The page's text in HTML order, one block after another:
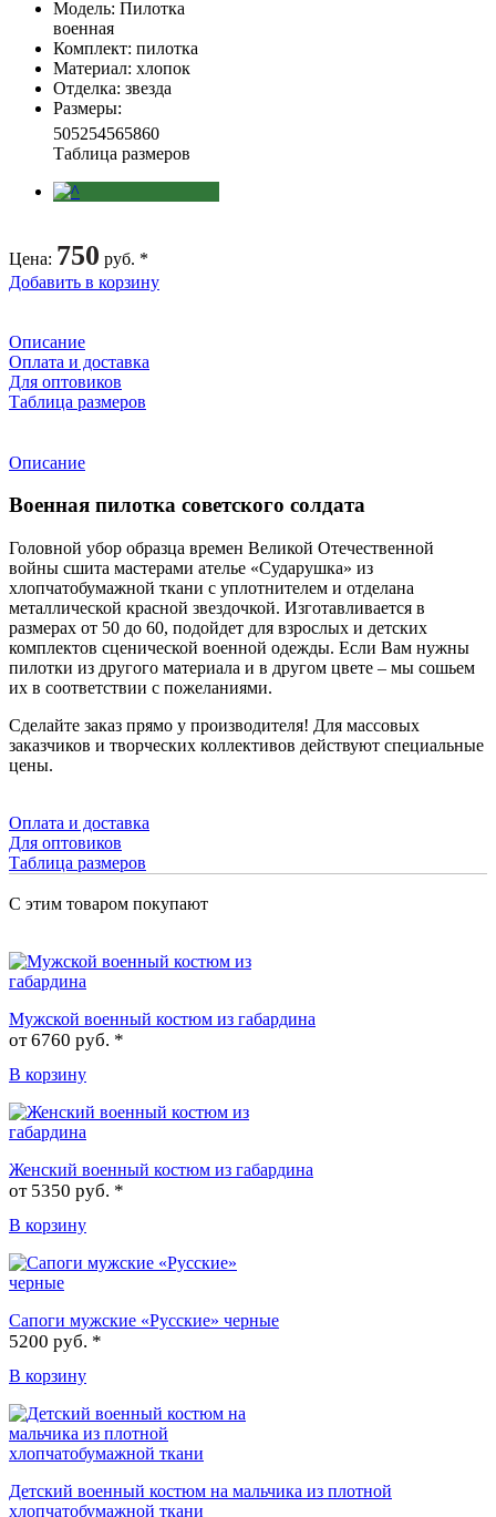
Модель: Пилотка
военная
Комплект: пилотка
Материал: хлопок
Отделка: звезда
Размеры:
505254565860
Таблица размеров
Цена: 750 руб. *
Добавить в корзину
Описание
Оплата и доставка
Для оптовиков
Таблица размеров
Описание
Военная пилотка советского солдата
Головной убор образца времен Великой Отечественной
войны сшита мастерами ателье «Сударушка» из
хлопчатобумажной ткани с уплотнителем и отделана
металлической красной звездочкой. Изготавливается в
размерах от 50 до 60, подойдет для взрослых и детских
комплектов сценической военной одежды. Если Вам нужны
пилотки из другого материала и в другом цвете – мы сошьем
их в соответствии с пожеланиями.
Сделайте заказ прямо у производителя! Для массовых
заказчиков и творческих коллективов действуют специальные
цены.
Оплата и доставка
Для оптовиков
Таблица размеров
С этим товаром покупают
Мужской военный костюм из габардина
от6760 руб. *
В корзину
Женский военный костюм из габардина
от 5350 руб. *
В корзину
Сапоги мужские «Русские» черные
5200 руб. *
В корзину
Детский военный костюм на мальчика из плотной
хлопчатобумажной ткани